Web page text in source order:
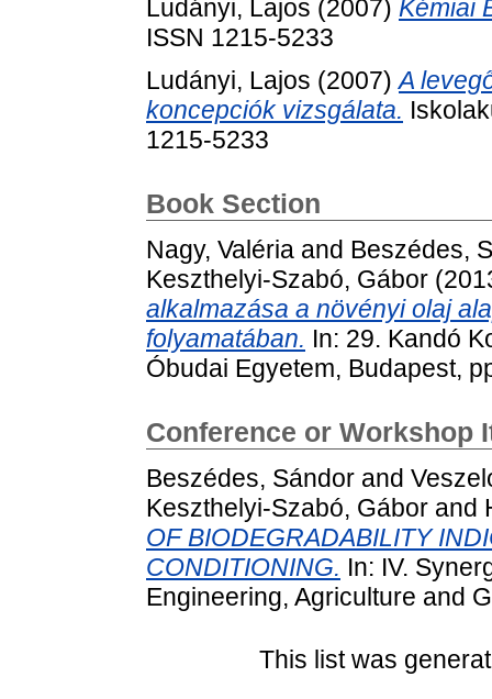
Ludányi, Lajos (2007) Kémiai
ISSN 1215-5233
Ludányi, Lajos (2007)A
koncepciók vizsgálata.
1215-5233
Book Section
Nagy, Valéria and Beszédes,
Keszthelyi-Szabó, Gábor
alkalmazása a növényi olaj
folyamatában. In: 29. Kandó
Óbudai Egyetem, Budapest,
Conference or Workshop
Beszédes, Sándor and
Keszthelyi-Szabó, Gábor and
OF BIODEGRADABILITY
CONDITIONING. In: IV.
Engineering, Agriculture and
This list was